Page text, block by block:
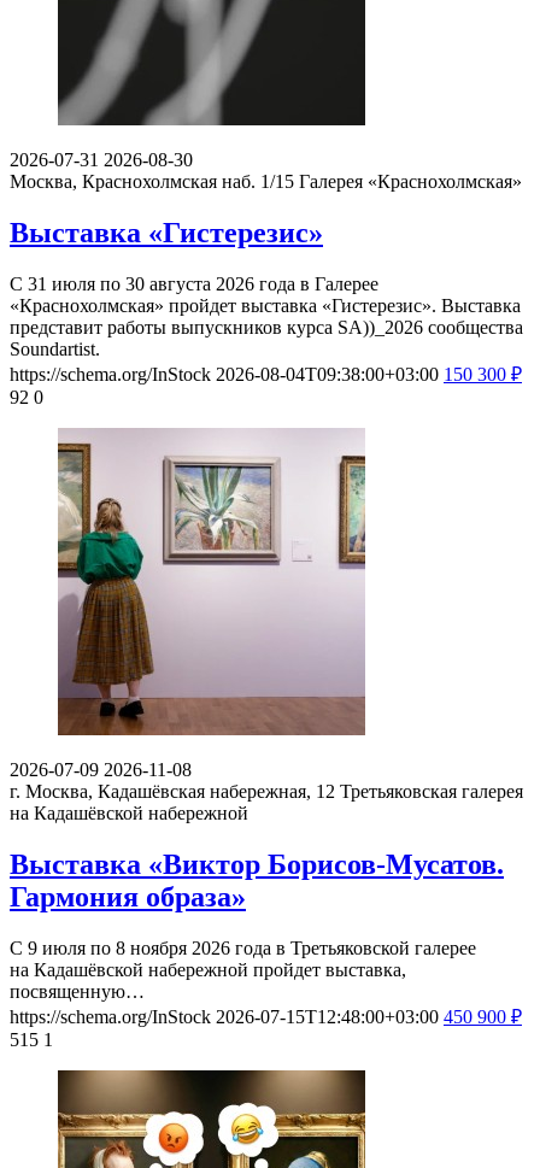
2026-07-31 2026-08-30
Москва, Краснохолмская наб. 1/15 Галерея «Краснохолмская»
Выставка «Гистерезис»
С 31 июля по 30 августа 2026 года в Галерее
«Краснохолмская» пройдет выставка «Гистерезис». Выставка
представит работы выпускников курса SA))_2026 сообщества
Soundartist.
https://schema.org/InStock 2026-08-04T09:38:00+03:00 150 300 ₽
92 0
2026-07-09 2026-11-08
г. Москва, Кадашёвская набережная, 12 Третьяковская галерея
на Кадашёвской набережной
Выставка «Виктор Борисов-Мусатов.
Гармония образа»
С 9 июля по 8 ноября 2026 года в Третьяковской галерее
на Кадашёвской набережной пройдет выставка,
посвященную…
https://schema.org/InStock 2026-07-15T12:48:00+03:00 450 900 ₽
515 1